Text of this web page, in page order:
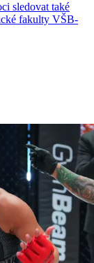
sledovat také
fakulty VŠB-